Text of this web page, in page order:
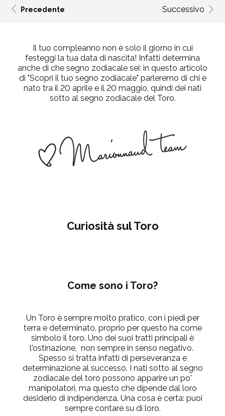
Precedente Successivo
Il tuo compleanno non è solo il giorno in cui
festeggi la tua data di nascita! Infatti determina
anche di che segno zodiacale sei: in questo articolo
di "Scopri il tuo segno zodiacale" parleremo di chi è
nato tra il 20 aprile e il 20 maggio, quindi dei nati
sotto al segno zodiacale del Toro.
Curiosità sul Toro
Come sono i Toro?
Un Toro è sempre molto pratico, con i piedi per
terra e determinato, proprio per questo ha come
simbolo il toro. Uno dei suoi tratti principali è
l'ostinazione, non sempre in senso negativo.
Spesso si tratta infatti di perseveranza e
determinazione al successo. I nati sotto al segno
zodiacale del toro possono apparire un po'
manipolatori, ma questo che dipende dal loro
desiderio di indipendenza. Una cosa è certa: puoi
sempre contare su di loro.